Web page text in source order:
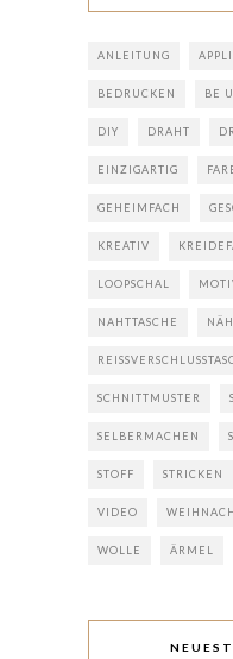
ANLEITUNG
BEDRUCKEN BE
DIY DRAHT
EINZIGARTIG
GEHEIMFACH
KREATIV
LOOPSCHAL
NAHTTASCHE
SCHNITTMUSTER
SELBERMACHEN
STOFF STRICKEN
VIDEO
WOLLE ÄRMEL